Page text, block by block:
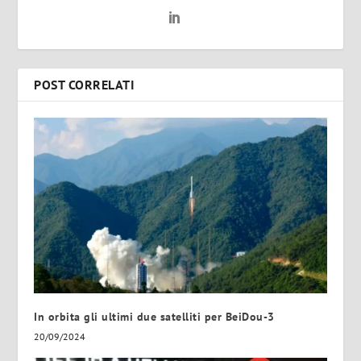
POST CORRELATI
In orbita gli ultimi due satelliti per BeiDou-3
20/09/2024